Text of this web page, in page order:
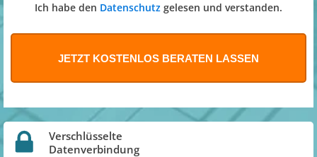
Ich habe den Datenschutz gelesen und verstanden.
Verschlüsselte
Datenverbindung